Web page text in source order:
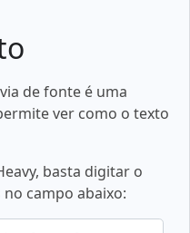
de fonte é uma
ver como o texto
basta digitar o
campo abaixo: